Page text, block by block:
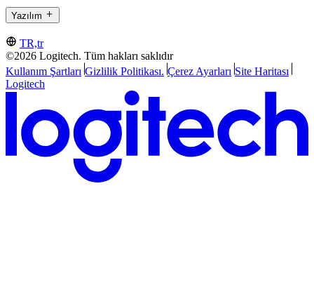
Yazılım
TR,tr
©2026 Logitech. Tüm hakları saklıdır
Kullanım Şartları Gizlilik Politikası. Çerez Ayarları Site Haritası
Logitech